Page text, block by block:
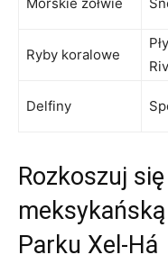
Morskie żółwie
Ryby ⁢koralowe
Delfiny
Rozkoszuj
Parku Xel-Há